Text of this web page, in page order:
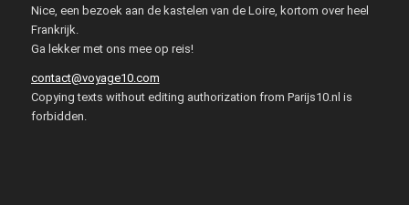
Nice, een bezoek aan de kastelen van de Loire, kortom over heel
Frankrijk.
Ga lekker met ons mee op reis!
contact@voyage10.com
Copying texts without editing authorization from Parijs10.nl is
forbidden.